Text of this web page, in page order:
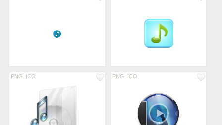
PNG ICO PNG ICO